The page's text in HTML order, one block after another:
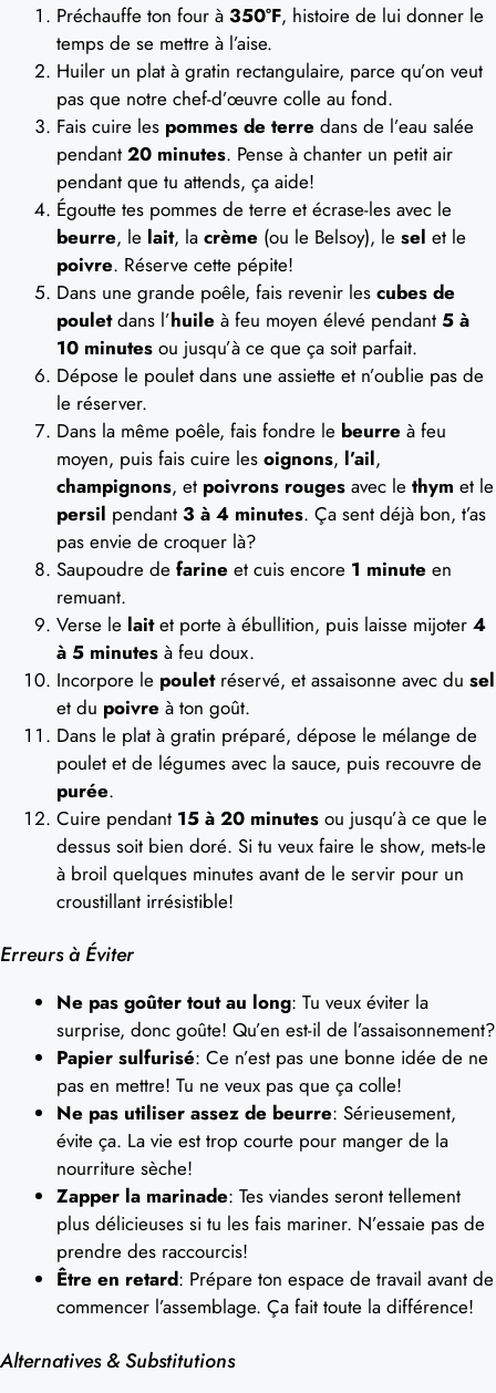
Préchauffe ton four à 350°F, histoire de lui donner le
temps de se mettre à l’aise.
Huiler un plat à gratin rectangulaire, parce qu’on veut
pas que notre chef-d’œuvre colle au fond.
Fais cuire les pommes de terre dans de l’eau salée
pendant 20 minutes. Pense à chanter un petit air
pendant que tu attends, ça aide!
Égoutte tes pommes de terre et écrase-les avec le
beurre, le lait, la crème (ou le Belsoy), le sel et le
poivre. Réserve cette pépite!
Dans une grande poêle, fais revenir les cubes de
pouletdans l’huile à feu moyen élevé pendant 5 à
10 minutes ou jusqu’à ce que ça soit parfait.
Dépose le poulet dans une assiette et n’oublie pas de
le réserver.
Dans la même poêle, fais fondre le beurre à feu
moyen, puis fais cuire les oignons, l’ail,
champignons, et poivrons rouges avec le thym et le
persil pendant 3 à 4 minutes. Ça sent déjà bon, t’as
pas envie de croquer là?
Saupoudre de farine et cuis encore 1 minute en
remuant.
Verse le laitet porte à ébullition, puis laisse mijoter 4
à 5 minutes à feu doux.
Incorpore le pouletréservé, et assaisonne avec du sel
et du poivre à ton goût.
Dans le plat à gratin préparé, dépose le mélange de
poulet et de légumes avec la sauce, puis recouvre de
purée.
Cuire pendant 15 à 20 minutes ou jusqu’à ce que le
dessus soit bien doré. Si tu veux faire le show, mets-le
à broil quelques minutes avant de le servir pour un
croustillant irrésistible!
Erreurs à Éviter
Ne pas goûter tout au long: Tu veux éviter la
surprise, donc goûte! Qu’en est-il de l’assaisonnement?
Papier sulfurisé: Ce n’est pas une bonne idée de ne
pas en mettre! Tu ne veux pas que ça colle!
Ne pas utiliser assez de beurre: Sérieusement,
évite ça. La vie est trop courte pour manger de la
nourriture sèche!
Zapper la marinade: Tes viandes seront tellement
plus délicieuses si tu les fais mariner. N’essaie pas de
prendre des raccourcis!
Être en retard: Prépare ton espace de travail avant de
commencer l’assemblage. Ça fait toute la différence!
Alternatives & Substitutions